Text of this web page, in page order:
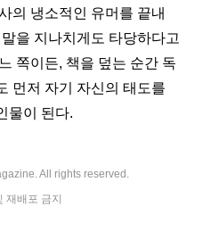
의 냉소적인 유머를 끝내
을 지나치게도 타당하다고
쪽이든, 책을 덮는 순간 독
먼저 자기 자신의 태도를
물이 된다.
All rights reserved.
재배포 금지